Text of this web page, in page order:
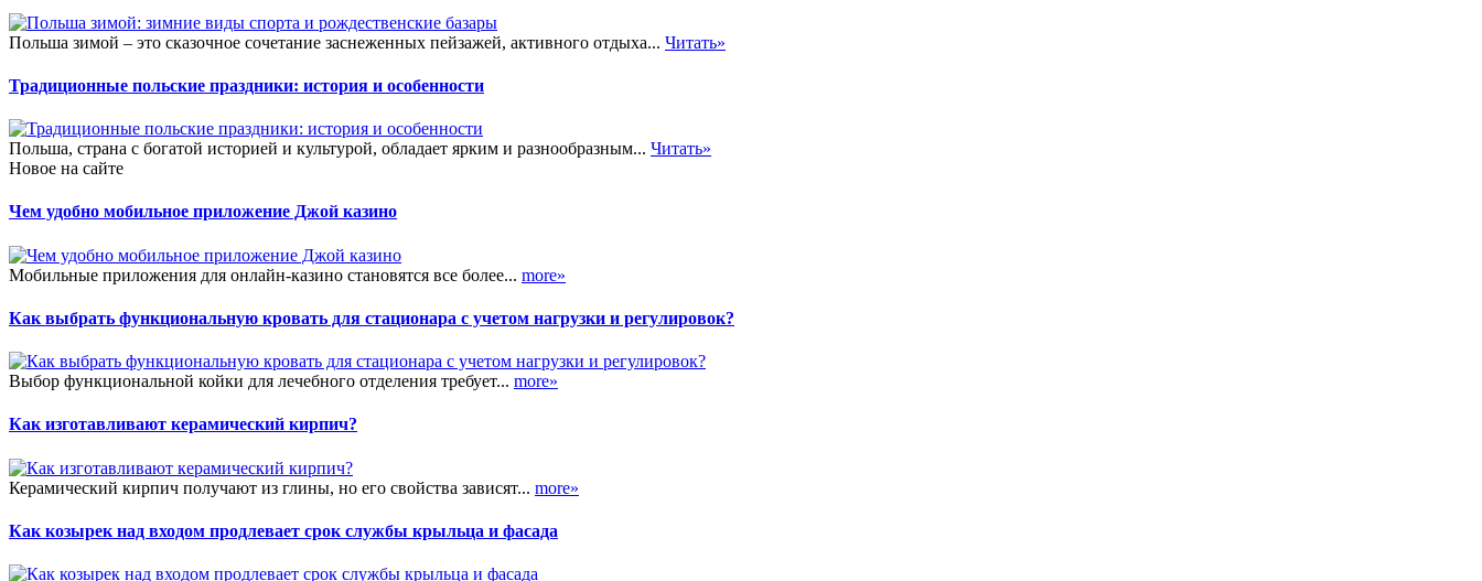
Польша зимой – это сказочное сочетание заснеженных пейзажей, активного отдыха... Читать»
Традиционные польские праздники: история и особенности
Польша, страна с богатой историей и культурой, обладает ярким и разнообразным... Читать»
Новое на сайте
Чем удобно мобильное приложение Джой казино
Мобильные приложения для онлайн-казино становятся все более... more»
Как выбрать функциональную кровать для стационара с учетом нагрузки и регулировок?
Выбор функциональной койки для лечебного отделения требует... more»
Как изготавливают керамический кирпич?
Керамический кирпич получают из глины, но его свойства зависят... more»
Как козырек над входом продлевает срок службы крыльца и фасада